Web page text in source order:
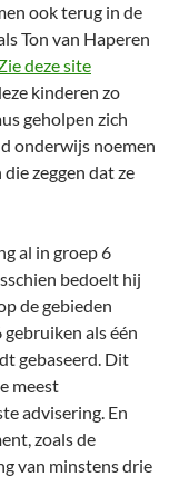
ook terug in de
Ton van Haperen
deze site
kinderen zo
geholpen zich
onderwijs noemen
zeggen dat ze
al in groep 6
bedoelt hij
de gebieden
als één
gebaseerd. Dit
meest
advisering. En
zoals de
van minstens drie